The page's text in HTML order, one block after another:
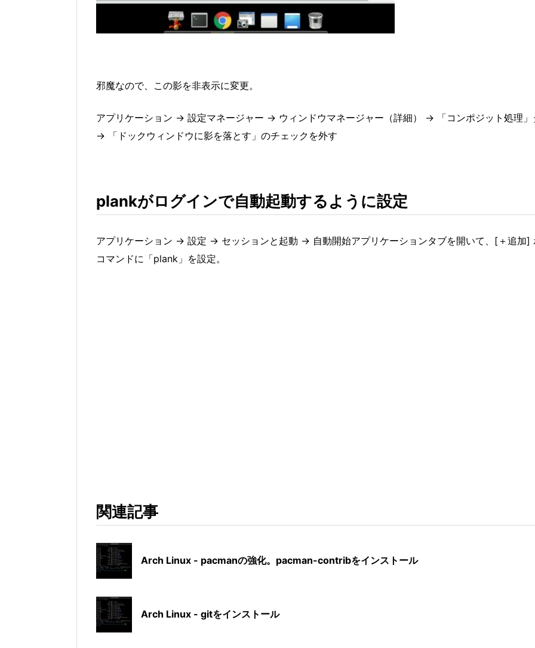
邪魔なので、この影を非表示に変更。
アプリケーション → 設定マネージャー → ウィンドウマネージャー（詳細） → 「コンポジット処理」
→ 「ドックウィンドウに影を落とす」のチェックを外す
plankがログインで自動起動するように設定
アプリケーション → 設定 → セッションと起動 → 自動開始アプリケーションタブを開いて、[＋追加]
コマンドに「plank」を設定。
関連記事
Arch Linux - pacmanの強化。pacman-contribをインストール
Arch Linux - gitをインストール